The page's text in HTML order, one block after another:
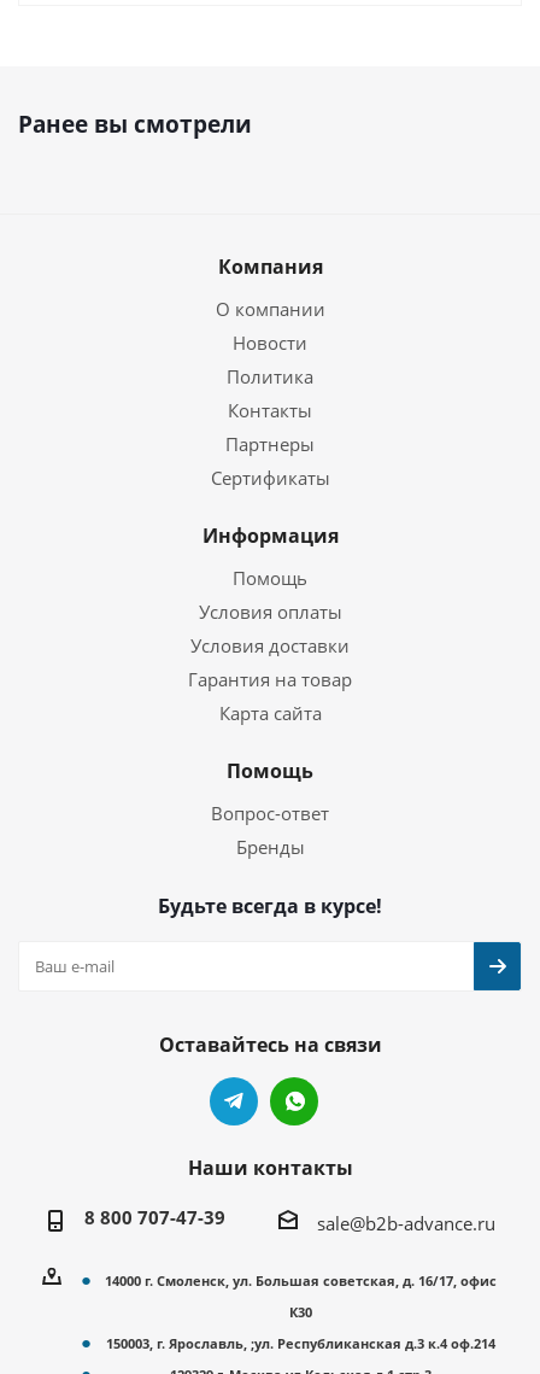
Ранее вы смотрели
Компания
О компании
Новости
Политика
Контакты
Партнеры
Сертификаты
Информация
Помощь
Условия оплаты
Условия доставки
Гарантия на товар
Карта сайта
Помощь
Вопрос-ответ
Бренды
Будьте всегда в курсе!
Оставайтесь на связи
Наши контакты
8 800 707-47-39 sale@b2b-advance.ru
14000 г. Смоленск, ул. Большая советская, д. 16/17, офис
К30
150003, г. Ярославль, ;ул. Республиканская д.3 к.4 оф.214